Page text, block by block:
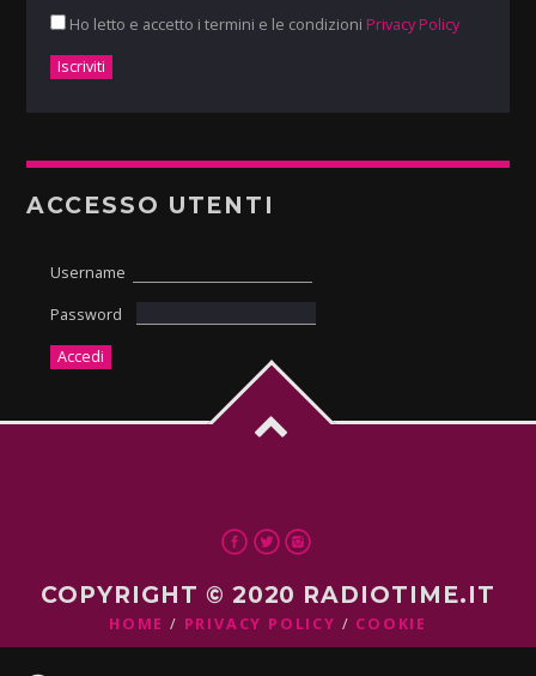
Ho letto e accetto i termini e le condizioni Privacy Policy
ACCESSO UTENTI
Username
Password
COPYRIGHT © 2020 RADIOTIME.IT
HOME PRIVACY POLICY COOKIE